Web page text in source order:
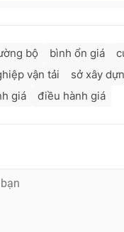
bộ bình ổn giá
vận tải
sở xây
giá
điều hành giá